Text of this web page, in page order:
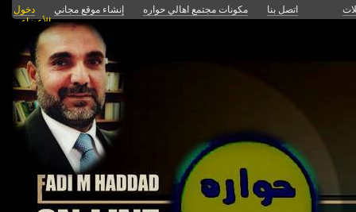
اتصل بنا مكونات مجتمع اهالي حواره إنشاء موقع مجاني
دخول
الأعضاء